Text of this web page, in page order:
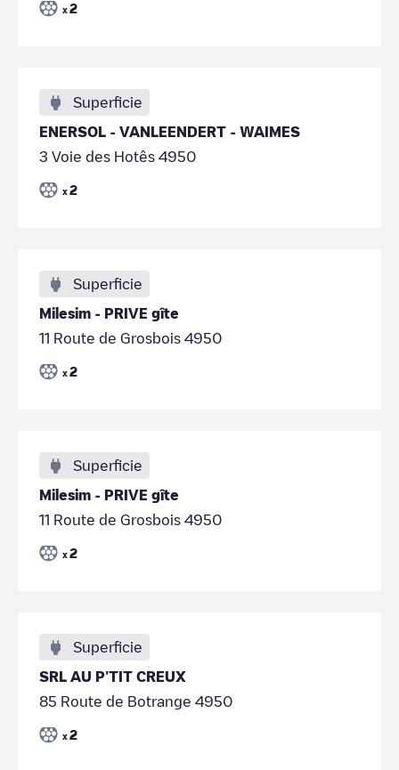
x 2
Superficie
ENERSOL - VANLEENDERT - WAIMES
3 Voie des Hotês 4950
x 2
Superficie
Milesim - PRIVE gîte
11 Route de Grosbois 4950
x 2
Superficie
Milesim - PRIVE gîte
11 Route de Grosbois 4950
x 2
Superficie
SRL AU P'TIT CREUX
85 Route de Botrange 4950
x 2